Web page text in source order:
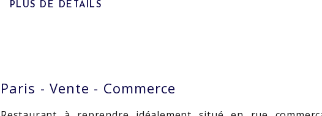
PLUS DE DETAILS
Paris - Vente - Commerce